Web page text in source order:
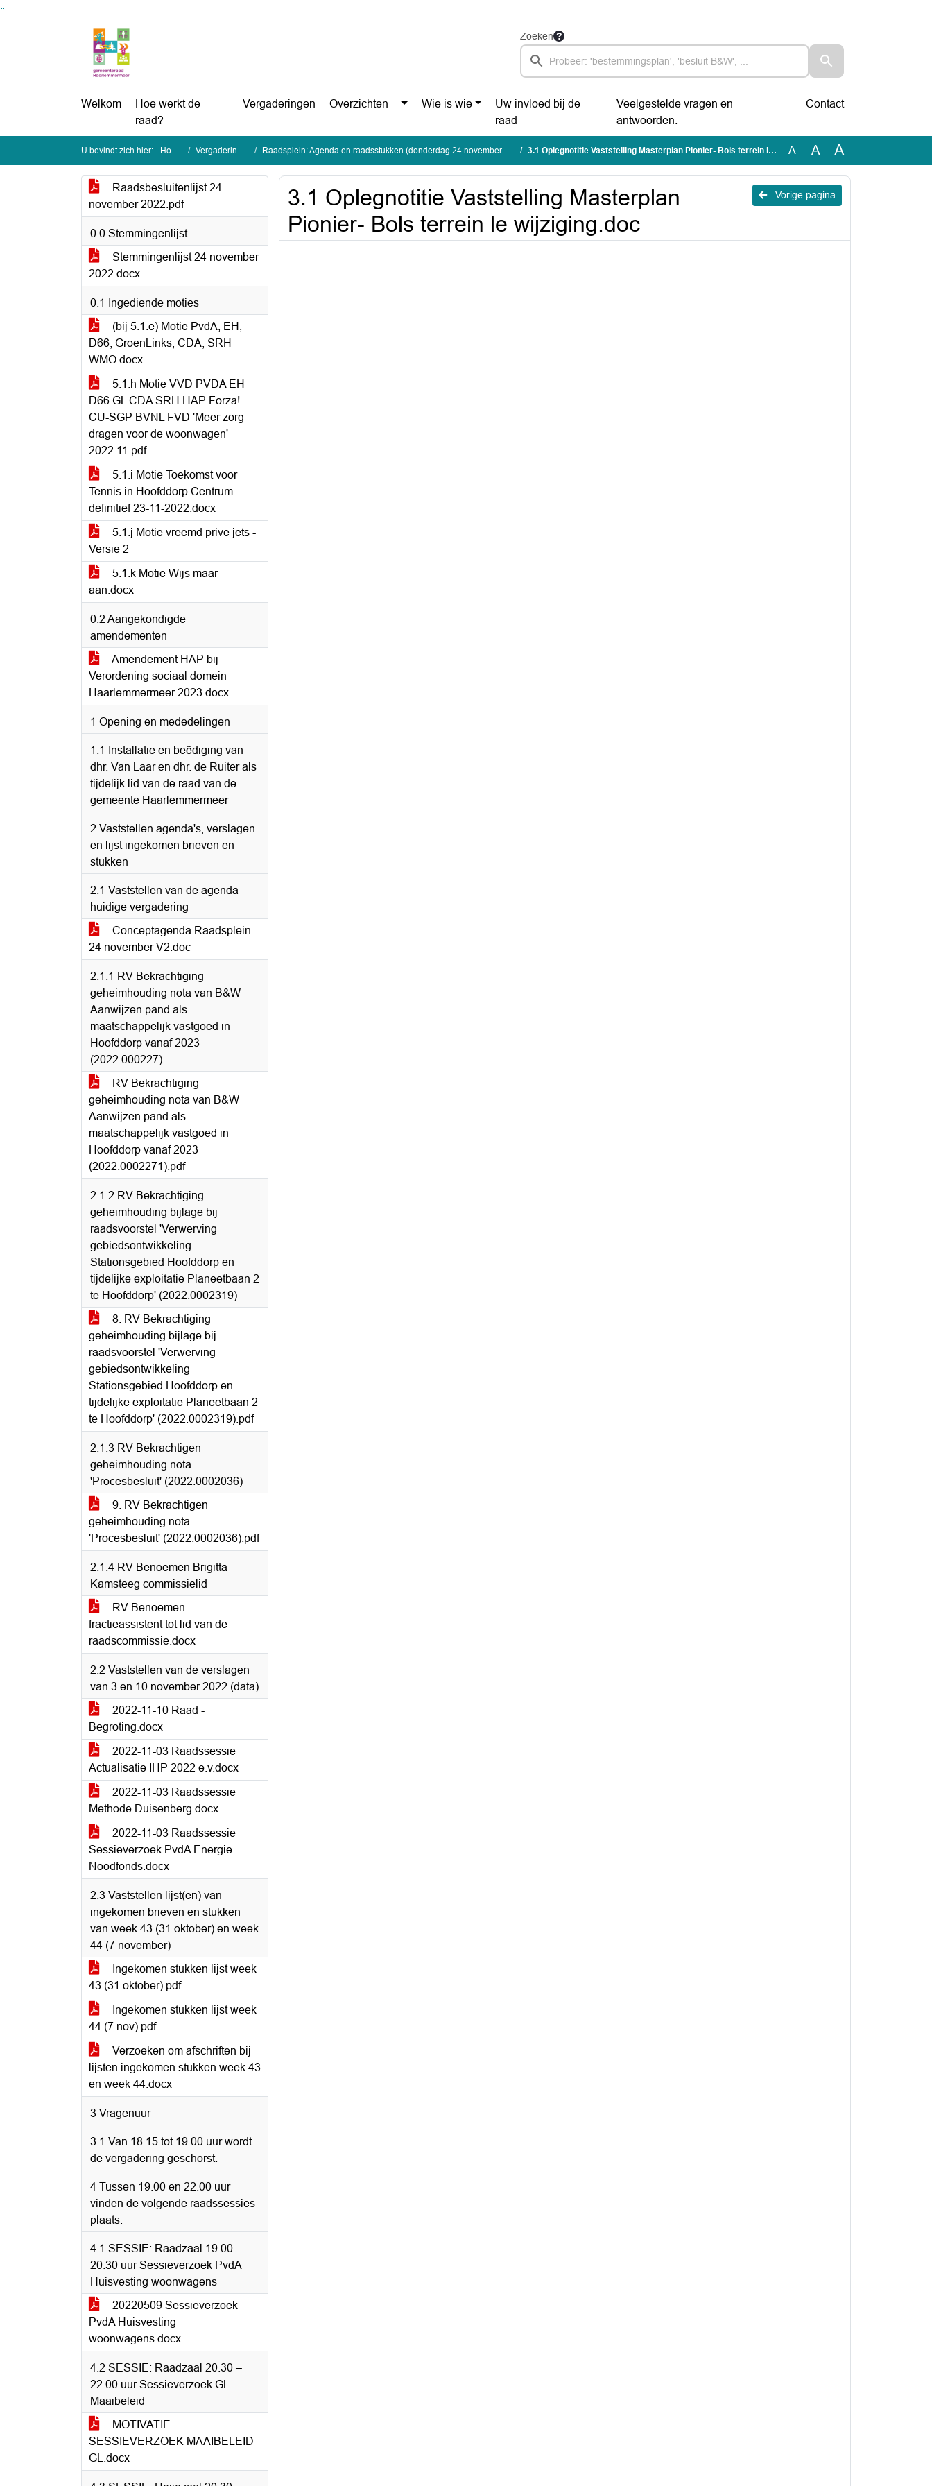
Zoeken
Welkom
Hoe werkt de
raad?
Vergaderingen Overzichten Wie is wie
Uw invloed bij de
raad
Veelgestelde vragen en
antwoorden.
Contact
U bevindt zich hier: Home Vergaderingen Raadsplein: Agenda en raadsstukken (donderdag 24 november 2022) 3.1 Oplegnotitie Vaststelling Masterplan Pionier- Bols terrein le wijziging.doc A A A
Raadsbesluitenlijst 24
november 2022.pdf
0.0 Stemmingenlijst
Stemmingenlijst 24 november
2022.docx
0.1 Ingediende moties
(bij 5.1.e) Motie PvdA, EH,
D66, GroenLinks, CDA, SRH
WMO.docx
5.1.h Motie VVD PVDA EH
D66 GL CDA SRH HAP Forza!
CU-SGP BVNL FVD 'Meer zorg
dragen voor de woonwagen'
2022.11.pdf
5.1.i Motie Toekomst voor
Tennis in Hoofddorp Centrum
definitief 23-11-2022.docx
5.1.j Motie vreemd prive jets -
Versie 2
5.1.k Motie Wijs maar
aan.docx
0.2 Aangekondigde
amendementen
Amendement HAP bij
Verordening sociaal domein
Haarlemmermeer 2023.docx
1 Opening en mededelingen
1.1 Installatie en beëdiging van
dhr. Van Laar en dhr. de Ruiter als
tijdelijk lid van de raad van de
gemeente Haarlemmermeer
2 Vaststellen agenda's, verslagen
en lijst ingekomen brieven en
stukken
2.1 Vaststellen van de agenda
huidige vergadering
Conceptagenda Raadsplein
24 november V2.doc
2.1.1 RV Bekrachtiging
geheimhouding nota van B&W
Aanwijzen pand als
maatschappelijk vastgoed in
Hoofddorp vanaf 2023
(2022.000227)
RV Bekrachtiging
geheimhouding nota van B&W
Aanwijzen pand als
maatschappelijk vastgoed in
Hoofddorp vanaf 2023
(2022.0002271).pdf
2.1.2 RV Bekrachtiging
geheimhouding bijlage bij
raadsvoorstel 'Verwerving
gebiedsontwikkeling
Stationsgebied Hoofddorp en
tijdelijke exploitatie Planeetbaan 2
te Hoofddorp' (2022.0002319)
8. RV Bekrachtiging
geheimhouding bijlage bij
raadsvoorstel 'Verwerving
gebiedsontwikkeling
Stationsgebied Hoofddorp en
tijdelijke exploitatie Planeetbaan 2
te Hoofddorp' (2022.0002319).pdf
2.1.3 RV Bekrachtigen
geheimhouding nota
'Procesbesluit' (2022.0002036)
9. RV Bekrachtigen
geheimhouding nota
'Procesbesluit' (2022.0002036).pdf
2.1.4 RV Benoemen Brigitta
Kamsteeg commissielid
RV Benoemen
fractieassistent tot lid van de
raadscommissie.docx
2.2 Vaststellen van de verslagen
van 3 en 10 november 2022 (data)
2022-11-10 Raad -
Begroting.docx
2022-11-03 Raadssessie
Actualisatie IHP 2022 e.v.docx
2022-11-03 Raadssessie
Methode Duisenberg.docx
2022-11-03 Raadssessie
Sessieverzoek PvdA Energie
Noodfonds.docx
2.3 Vaststellen lijst(en) van
ingekomen brieven en stukken
van week 43 (31 oktober) en week
44 (7 november)
Ingekomen stukken lijst week
43 (31 oktober).pdf
Ingekomen stukken lijst week
44 (7 nov).pdf
Verzoeken om afschriften bij
lijsten ingekomen stukken week 43
en week 44.docx
3 Vragenuur
3.1 Van 18.15 tot 19.00 uur wordt
de vergadering geschorst.
4 Tussen 19.00 en 22.00 uur
vinden de volgende raadssessies
plaats:
4.1 SESSIE: Raadzaal 19.00 –
20.30 uur Sessieverzoek PvdA
Huisvesting woonwagens
20220509 Sessieverzoek
PvdA Huisvesting
woonwagens.docx
4.2 SESSIE: Raadzaal 20.30 –
22.00 uur Sessieverzoek GL
Maaibeleid
MOTIVATIE
SESSIEVERZOEK MAAIBELEID
GL.docx
Vorige pagina
3.1 Oplegnotitie Vaststelling Masterplan
Pionier- Bols terrein le wijziging.doc